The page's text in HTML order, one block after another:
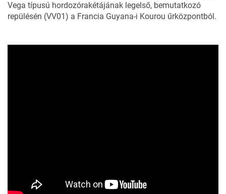
Vega típusú hordozórakétájának legelső, bemutatkozó
repülésén (VV01) a Francia Guyana-i Kourou űrközpontból.